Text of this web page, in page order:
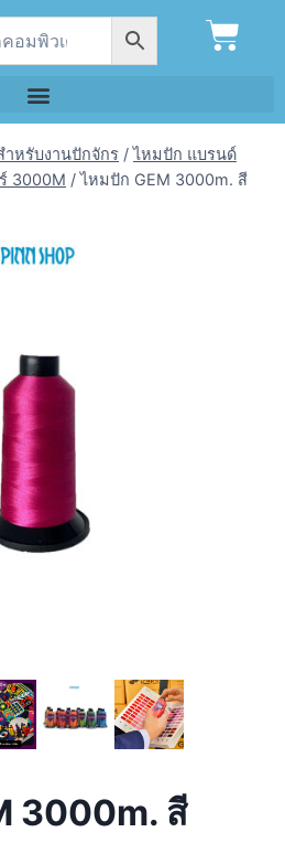
ำหรับงานปักจักร / ไหมปัก แบรนด์
3000M / ไหมปัก GEM 3000m. สี
3000m. สี